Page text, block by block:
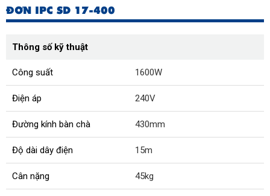
ĐƠN IPC SD 17-400
Thông số kỹ thuật
Công suất 1600W
Điện áp 240V
Đường kính bàn chà 430mm
Độ dài dây điện 15m
Cân nặng 45kg